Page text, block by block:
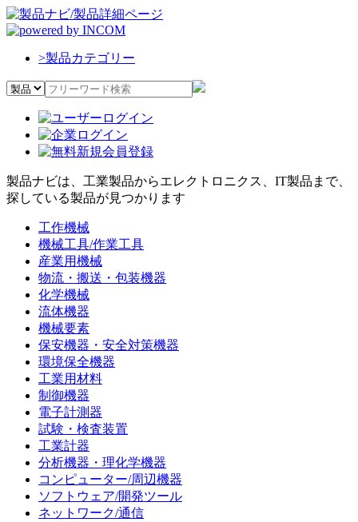
>製品カテゴリー
製品ナビは、工業製品からエレクトロニクス、IT製品まで、
探している製品が見つかります
工作機械
機械工具/作業工具
産業用機械
物流・搬送・包装機器
化学機械
流体機器
機械要素
保安機器・安全対策機器
環境保全機器
工業用材料
制御機器
電子計測器
試験・検査装置
工業計器
分析機器・理化学機器
コンピューター/周辺機器
ソフトウェア/開発ツール
ネットワーク/通信